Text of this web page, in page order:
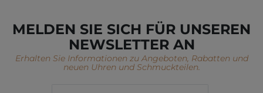
MELDEN SIE SICH FÜR UNSEREN
NEWSLETTER AN
Erhalten Sie Informationen zu Angeboten, Rabatten und
neuen Uhren und Schmuckteilen.